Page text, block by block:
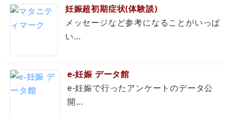
妊娠超初期症状(体験談)
メッセージなど参考になることがいっぱ
い...
e-妊娠 データ館
e-妊娠で行ったアンケートのデータ公
開...